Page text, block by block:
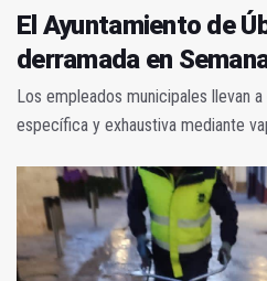
El Ayuntamiento de
derramada en
Los empleados municipales llevan
específica y exhaustiva mediante